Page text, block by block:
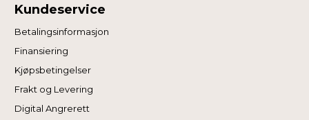
Kundeservice
Betalingsinformasjon
Finansiering
Kjøpsbetingelser
Frakt og Levering
Digital Angrerett